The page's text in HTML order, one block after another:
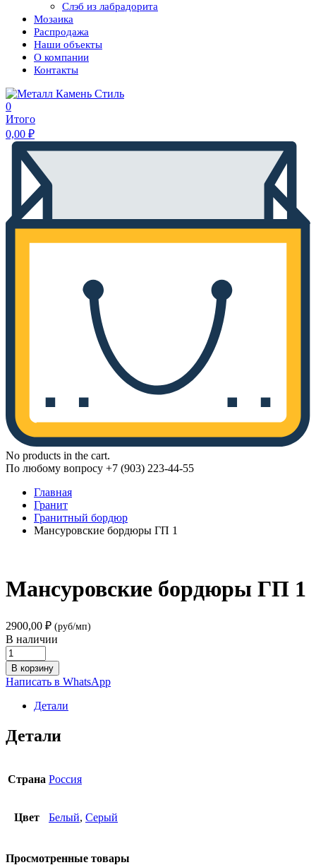
Слэб из лабрадорита
Мозаика
Распродажа
Наши объекты
О компании
Контакты
0
Итого
0,00 ₽
No products in the cart.
По любому вопросу +7 (903) 223-44-55
Главная
Гранит
Гранитный бордюр
Мансуровские бордюры ГП 1
Мансуровские бордюры ГП 1
2900,00 ₽ (руб/мп)
В наличии
Мансуровские
бордюры
ГП
1
quantity
В корзину
Написать в WhatsApp
Детали
Детали
Страна Россия
Цвет Белый, Серый
Просмотренные товары